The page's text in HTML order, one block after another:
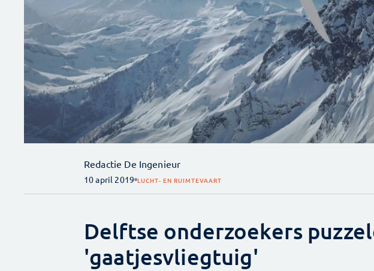
Redactie De Ingenieur
10 april 2019 LUCHT- EN RUIMTEVAART
Delftse onderzoekers
'gaatjesvliegtuig'